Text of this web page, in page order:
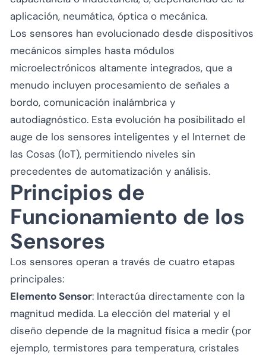
aplicación, neumática, óptica o mecánica.
Los sensores han evolucionado desde dispositivos
mecánicos simples hasta módulos
microelectrónicos altamente integrados, que a
menudo incluyen procesamiento de señales a
bordo, comunicación inalámbrica y
autodiagnóstico. Esta evolución ha posibilitado el
auge de los sensores inteligentes y el Internet de
las Cosas (IoT), permitiendo niveles sin
precedentes de automatización y análisis.
Principios de
Funcionamiento de los
Sensores
Los sensores operan a través de cuatro etapas
principales:
Elemento Sensor: Interactúa directamente con la
magnitud medida. La elección del material y el
diseño depende de la magnitud física a medir (por
ejemplo, termistores para temperatura, cristales